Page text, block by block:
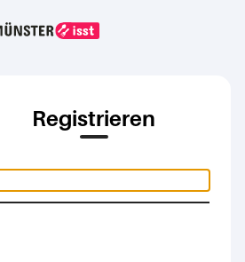
Registrieren